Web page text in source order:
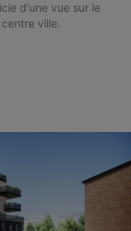
d'une vue sur le
ville.